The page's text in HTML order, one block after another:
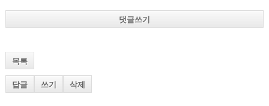
댓글쓰기
목록
답글 쓰기 삭제